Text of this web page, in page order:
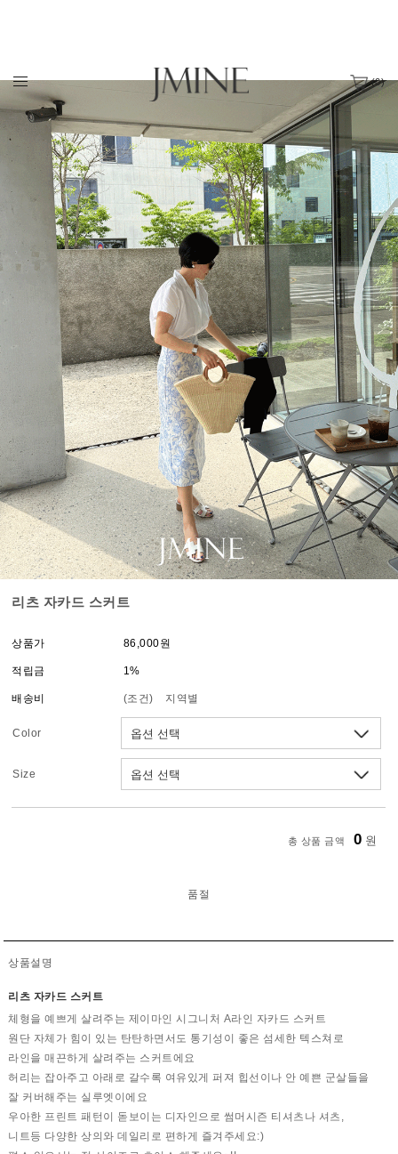
(0)
리츠 자카드 스커트
상품가 86,000원
적립금 1%
배송비 (조건) 지역별
Color
Size
총 상품 금액 0 원
품절
상품설명
리츠 자카드 스커트
체형을 예쁘게 살려주는 제이마인 시그니처 A라인 자카드 스커트
원단 자체가 힘이 있는 탄탄하면서도 통기성이 좋은 섬세한 텍스쳐로
라인을 매끈하게 살려주는 스커트에요
허리는 잡아주고 아래로 갈수록 여유있게 퍼져 힙선이나 안 예쁜 군살들을
잘 커버해주는 실루엣이에요
우아한 프린트 패턴이 돋보이는 디자인으로 썸머시즌 티셔츠나 셔츠,
니트등 다양한 상의와 데일리로 편하게 즐겨주세요:)